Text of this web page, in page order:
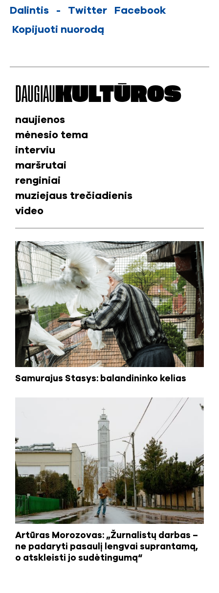
Dalintis - Twitter
Facebook
Kopijuoti nuorodą
DAUGIAU KULTŪROS
Samurajus Stasys: balandininko kelias
Artūras Morozovas: „Žurnalistų darbas –
ne padaryti pasaulį lengvai suprantamą,
o atskleisti jo sudėtingumą“
naujienos
mėnesio tema
interviu
maršrutai
renginiai
muziejaus trečiadienis
video